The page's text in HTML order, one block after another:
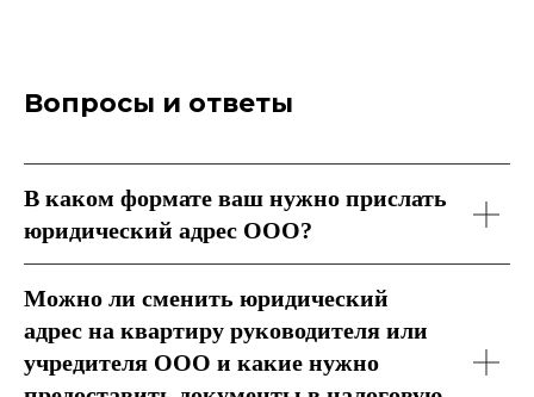
Вопросы и ответы
В каком формате ваш нужно прислать
юридический адрес ООО?
Можно ли сменить юридический
адрес на квартиру руководителя или
учредителя ООО и какие нужно